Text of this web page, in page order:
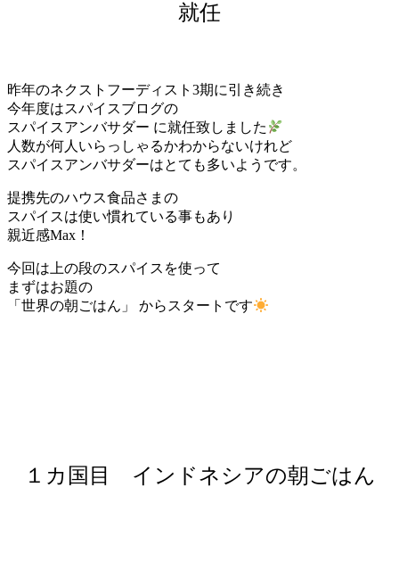
就任
昨年のネクストフーディスト3期に引き続き
今年度はスパイスブログの
スパイスアンバサダー に就任致しました
人数が何人いらっしゃるかわからないけれど
スパイスアンバサダーはとても多いようです。
提携先のハウス食品さまの
スパイスは使い慣れている事もあり
親近感Max！
今回は上の段のスパイスを使って
まずはお題の
「世界の朝ごはん」 からスタートです
１カ国目 インドネシアの朝ごはん